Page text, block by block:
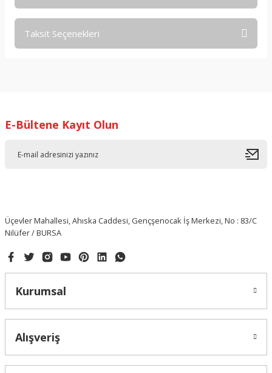
Taksit Seçenekleri
E-Bültene Kayıt Olun
Üçevler Mahallesi, Ahıska Caddesi, Gençşenocak İş Merkezi, No : 83/C
Nilüfer / BURSA
Kurumsal
Alışveriş